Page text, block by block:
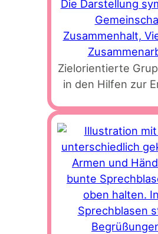
Zielorientierte
in den Hilfen zur